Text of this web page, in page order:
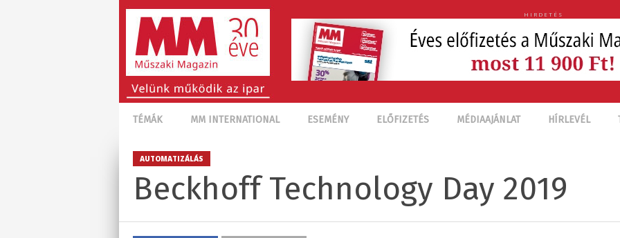
HIRDETÉS
TÉMÁK MM INTERNATIONAL ESEMÉNY ELŐFIZETÉS MÉDIAAJÁNLAT HÍRLEVÉL
AUTOMATIZÁLÁS
Beckhoff Technology Day 2019